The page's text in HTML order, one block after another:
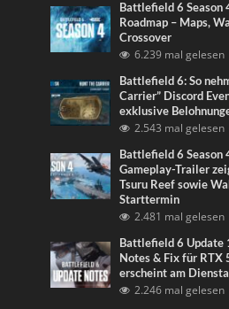
Battlefield 6 Season
Roadmap – Maps,
Crossover
6.239 mal gelesen
Battlefield 6: So
Carrier” Discord
exklusive
2.543 mal gelesen
Battlefield 6
Gameplay-Trailer
Tsuru Reef sowie
Starttermin
2.481 mal gelesen
Battlefield 6 Update
Notes & Fix für RTX
erscheint am
2.246 mal gelesen